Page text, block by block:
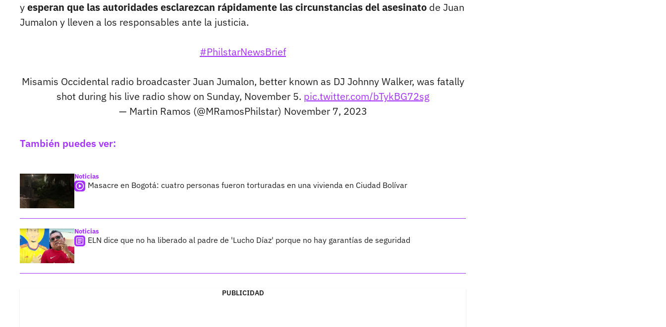
yesperan que las autoridades esclarezcan rápidamente las circunstancias del asesinato de Juan
Jumalon y lleven a los responsables ante la justicia.
#PhilstarNewsBrief
Misamis Occidental radio broadcaster Juan Jumalon, better known as DJ Johnny Walker, was fatally
shot during his live radio show on Sunday, November 5. pic.twitter.com/bTykBG72sg
— Martin Ramos (@MRamosPhilstar) November 7, 2023
También puedes ver:
Noticias
Masacre en Bogotá: cuatro personas fueron torturadas en una vivienda en Ciudad Bolívar
Noticias
ELN dice que no ha liberado al padre de 'Lucho Díaz' porque no hay garantías de seguridad
PUBLICIDAD